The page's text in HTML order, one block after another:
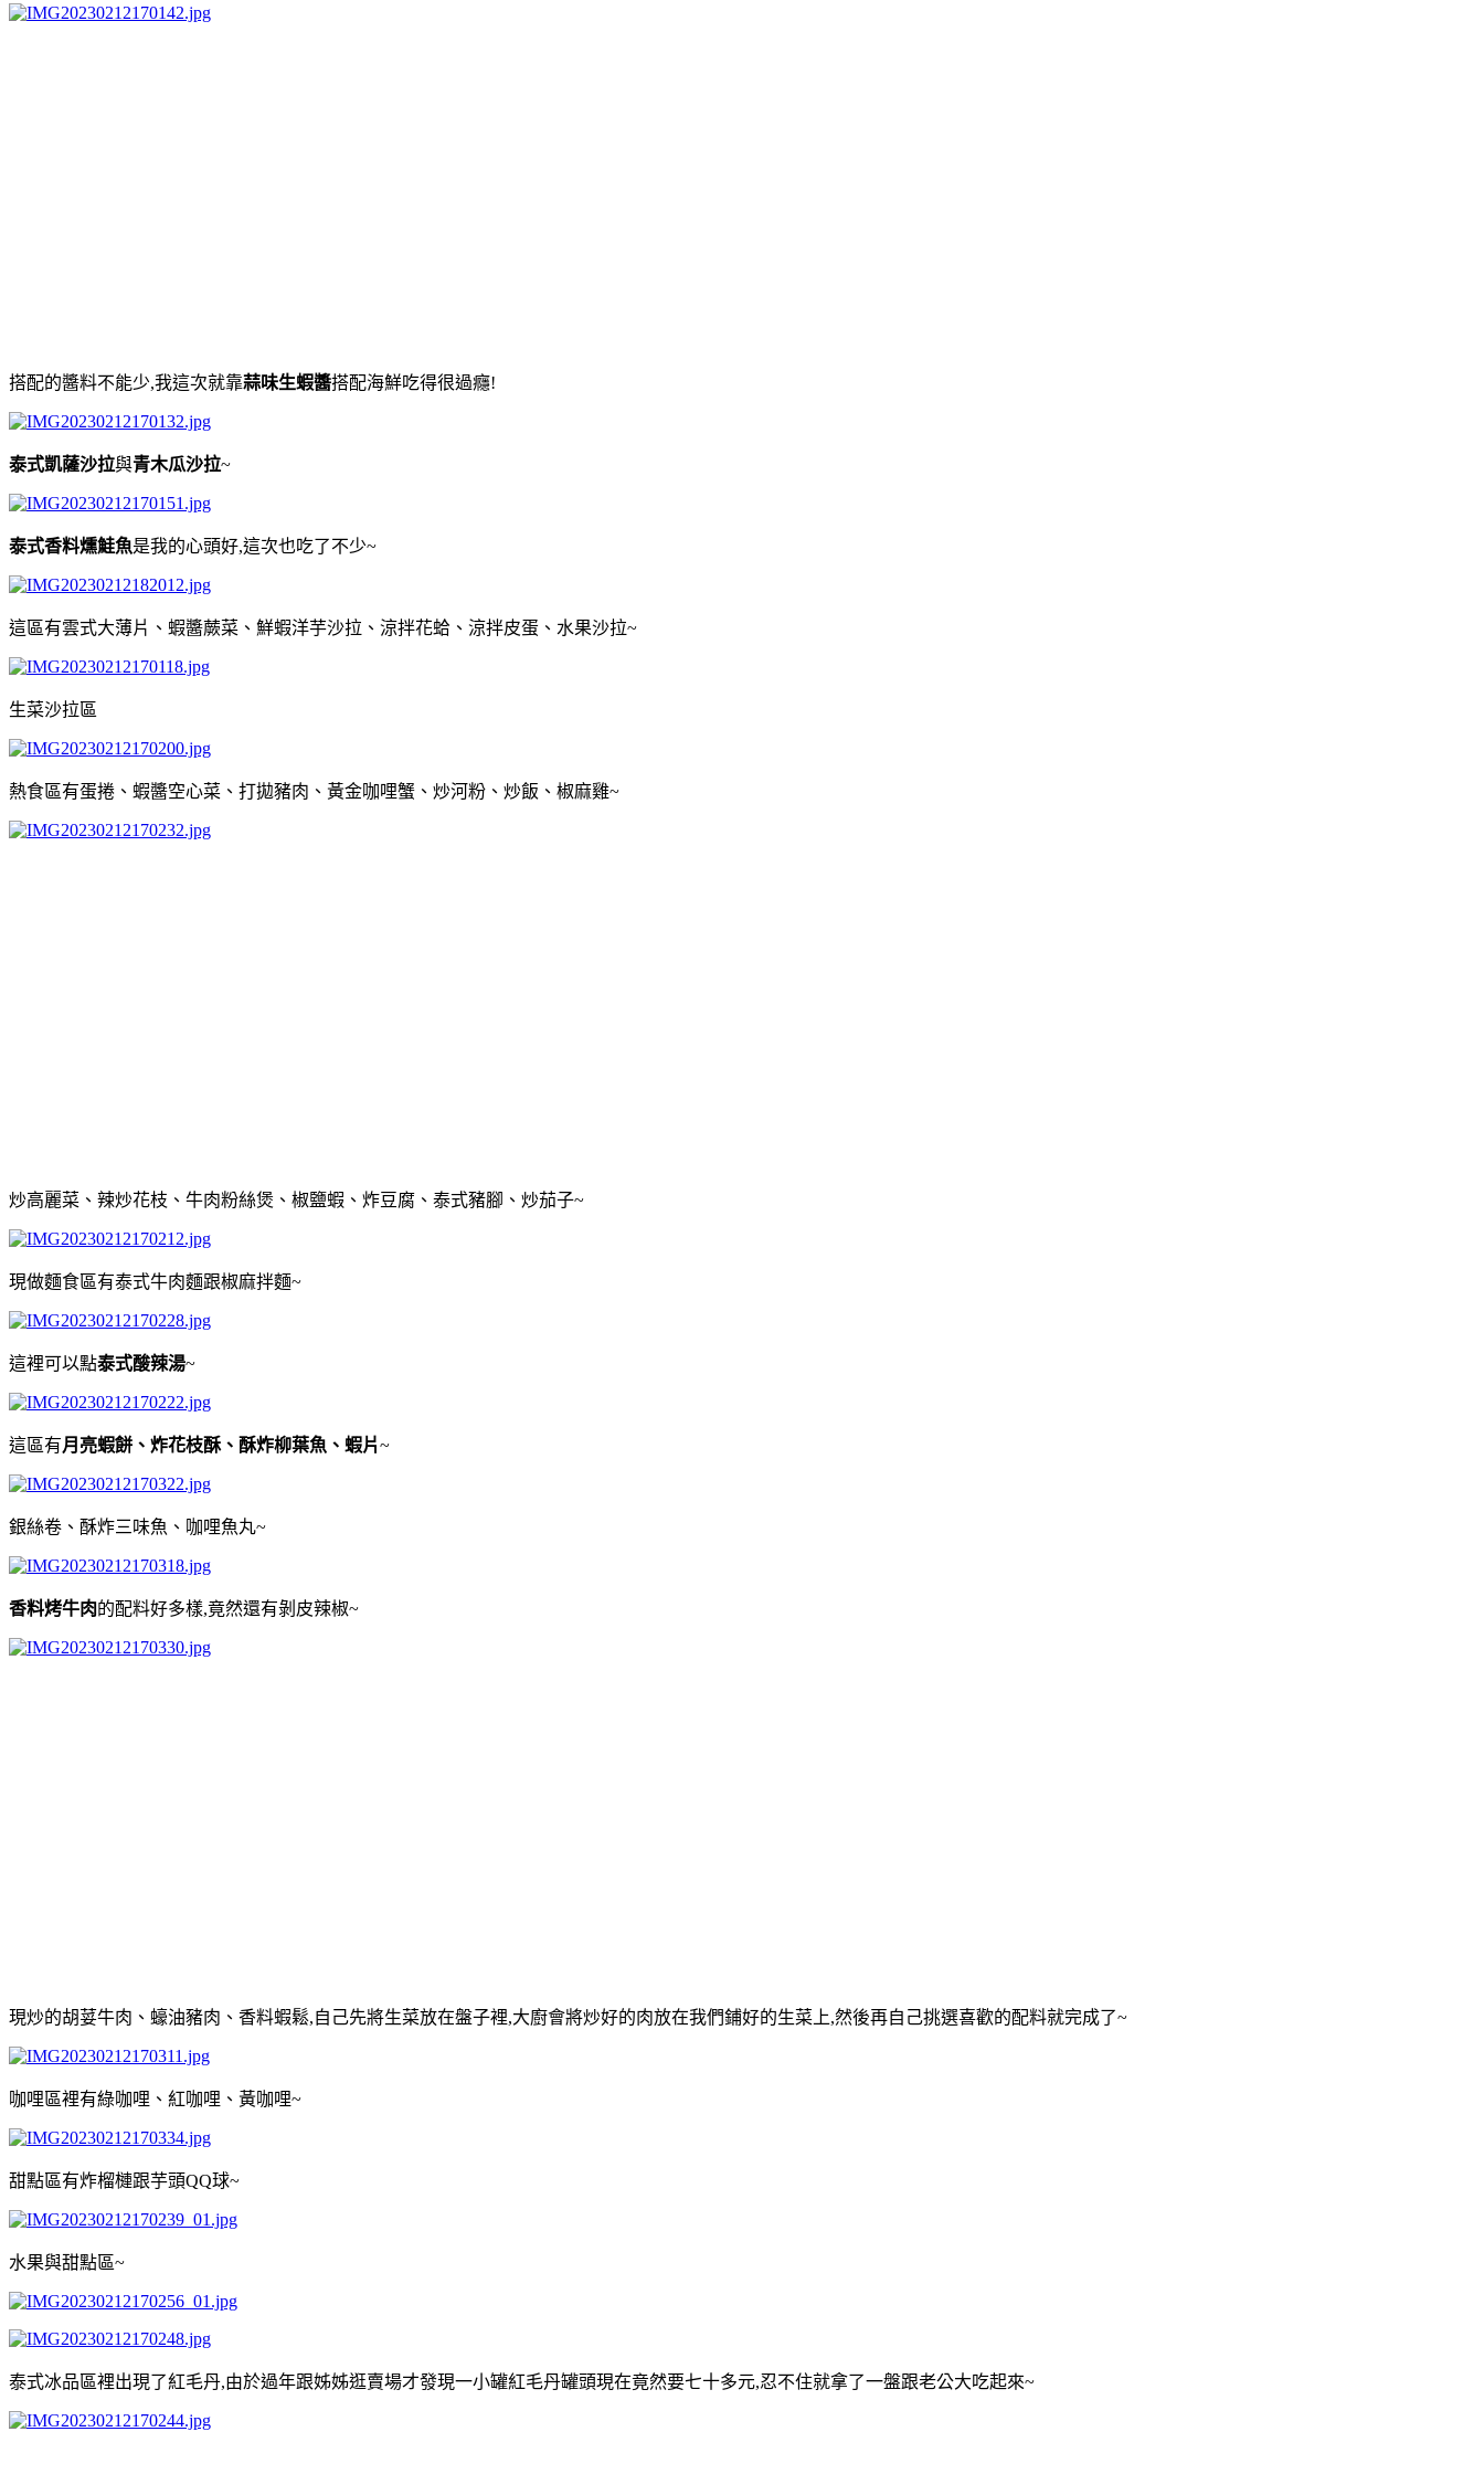
搭配的醬料不能少,我這次就靠蒜味生蝦醬搭配海鮮吃得很過癮!
泰式凱薩沙拉與青木瓜沙拉~
泰式香料燻鮭魚是我的心頭好,這次也吃了不少~
這區有雲式大薄片、蝦醬蕨菜、鮮蝦洋芋沙拉、涼拌花蛤、涼拌皮蛋、水果沙拉~
生菜沙拉區
熱食區有蛋捲、蝦醬空心菜、打拋豬肉、黃金咖哩蟹、炒河粉、炒飯、椒麻雞~
炒高麗菜、辣炒花枝、牛肉粉絲煲、椒鹽蝦、炸豆腐、泰式豬腳、炒茄子~
現做麵食區有泰式牛肉麵跟椒麻拌麵~
這裡可以點泰式酸辣湯~
這區有月亮蝦餅、炸花枝酥、酥炸柳葉魚、蝦片~
銀絲卷、酥炸三味魚、咖哩魚丸~
香料烤牛肉的配料好多樣,竟然還有剝皮辣椒~
現炒的胡荽牛肉、蠔油豬肉、香料蝦鬆,自己先將生菜放在盤子裡,大廚會將炒好的肉放在我們鋪好的生菜上,然後再自己挑選喜歡的配料就完成了~
咖哩區裡有綠咖哩、紅咖哩、黃咖哩~
甜點區有炸榴槤跟芋頭QQ球~
水果與甜點區~
泰式冰品區裡出現了紅毛丹,由於過年跟姊姊逛賣場才發現一小罐紅毛丹罐頭現在竟然要七十多元,忍不住就拿了一盤跟老公大吃起來~